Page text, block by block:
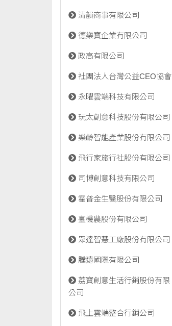
清韻商事有限公司
德樂寶企業有限公司
政高有限公司
社團法人台灣公益CEO協會
永曜雲端科技有限公司
玩太創意科技股份有限公司
樂齡智能產業股份有限公司
飛行家旅行社股份有限公司
司博創意科技有限公司
霍普金生醫股份有限公司
臺機農股份有限公司
眾達智慧工廠股份有限公司
騰遠國際有限公司
荔寶創意生活行銷股份有限
公司
飛上雲端整合行銷公司